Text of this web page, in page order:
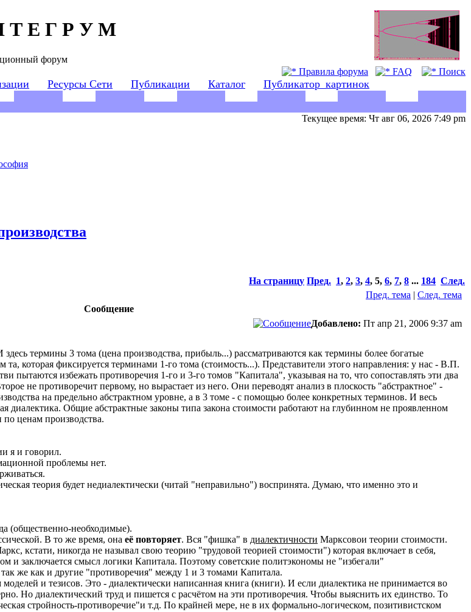
Т Е Г Р У М
форум
Правила форума FAQ Поиск
Ресурсы Сети Публикации Каталог Публикатор_картинок
Текущее время: Чт авг 06, 2026 7:49 pm
На страницу Пред. 1, 2, 3, 4, 5, 6, 7, 8 ... 184 След.
Пред. тема | След. тема
Сообщение
Добавлено: Пт апр 21, 2006 9:37 am
термины 3 тома (цена производства, прибыль...) рассматриваются как термины более богатые
которая фиксируется терминами 1-го тома (стоимость...). Представители этого направления: у нас - В.П.
пытаются избежать противоречия 1-го и 3-го томов "Капитала", указывая на то, что сопоставлять эти два
не противоречит первому, но вырастает из него. Они переводят анализ в плоскость "абстрактное" -
на предельно абстрактном уровне, а в 3 томе - с помощью более конкретных терминов. И весь
диалектика. Общие абстрактные законы типа закона стоимости работают на глубинном не проявленном
ценам производства.
я и говорил.
проблемы нет.
теория будет недиалектически (читай "неправильно") воспринята. Думаю, что именно это и
(общественно-необходимые).
В то же время, она её повторяет. Вся "фишка" в диалектичности Марксовои теории стоимости.
кстати, никогда не называл свою теорию "трудовой теорией стоимости") которая включает в себя,
и заключается смысл логики Капитала. Поэтому советские политэкономы не "избегали"
же как и другие "противоречия" между 1 и 3 томами Капитала.
и тезисов. Это - диалектически написанная книга (книги). И если диалектика не принимается во
Но диалектический труд и пишется с расчётом на эти противоречия. Чтобы выяснить их единство. То
стройность-противоречие"и т.д. По крайней мере, не в их формально-логическом, позитивистском